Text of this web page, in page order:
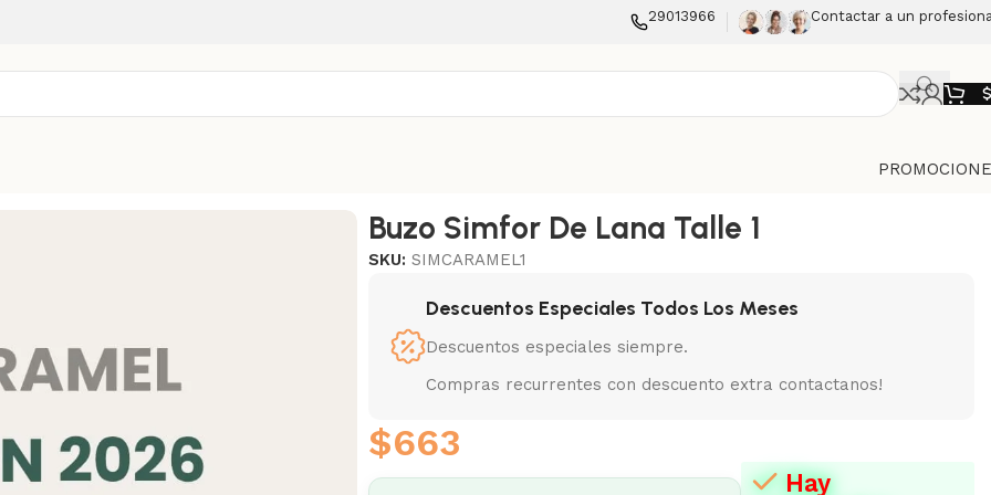
29013966 Contactar a un
$
Buzo Simfor De Lana Talle 1
SKU:SIMCARAMEL1
Descuentos Especiales Todos Los Meses
Descuentos especiales siempre.
Compras recurrentes con descuento extra contactanos!
$663
Hay